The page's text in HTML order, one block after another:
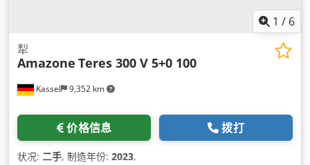
1 / 6
Kassel 9,352 km
犁
Amazone Teres 300 V 5+0 100
价格信息 拨打
状况: 二手, 制造年份: 2023,